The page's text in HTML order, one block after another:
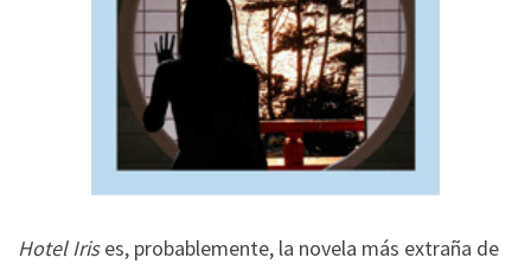
Hotel Irises, probablemente, la novela más extraña de